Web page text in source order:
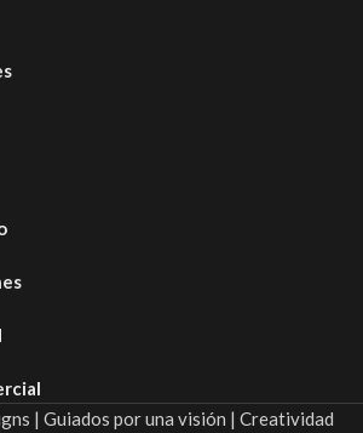
| Guiados por una visión | Creatividad